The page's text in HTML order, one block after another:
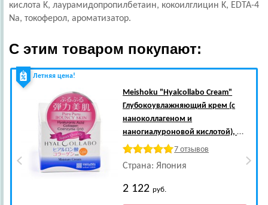
кислота K, лаурамидопропилбетаин, кокоилглицин K, EDTA-4
Na, токоферол, ароматизатор.
С этим товаром покупают:
Летняя цена!
Meishoku "Hyalcollabo Cream"
Глубокоувлажняющий крем (с
наноколлагеном и
наногиалуроновой кислотой), 48
гр.
7 отзывов
Страна: Япония
2 122руб.